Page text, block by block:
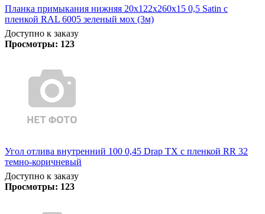
Планка примыкания нижняя 20х122х260х15 0,5 Satin с
пленкой RAL 6005 зеленый мох (3м)
Доступно к заказу
Просмотры: 123
Угол отлива внутренний 100 0,45 Drap TX с пленкой RR 32
темно-коричневый
Доступно к заказу
Просмотры: 123